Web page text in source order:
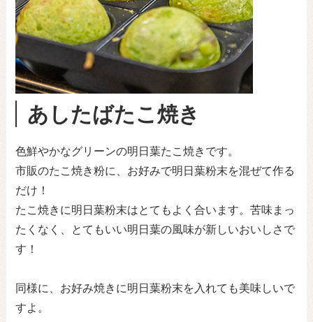
あしたばたこ焼き
色鮮やかなグリーンの明日葉たこ焼きです。
市販のたこ焼き粉に、お好みで明日葉粉末を混ぜて作る
だけ！
たこ焼きに明日葉粉末はとてもよく合います。苦味まっ
たくなく、とてもいい明日葉の風味が新しいおいしさで
す！
同様に、お好み焼きに明日葉粉末を入れても美味しいで
すよ。